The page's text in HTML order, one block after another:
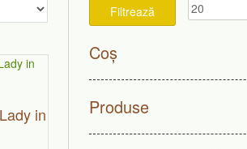
in
minim
Filtrează
Coș
Produse